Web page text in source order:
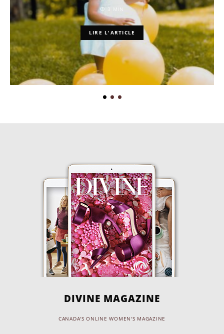
3 MIN
LIRE L'ARTICLE
DIVINE MAGAZINE
CANADA'S ONLINE WOMEN'S MAGAZINE